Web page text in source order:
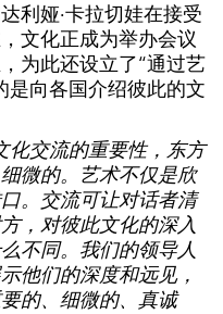
利娅·卡拉切娃在接受
文化正成为举办会议
为此还设立了“通过艺
是向各国介绍彼此的文
化交流的重要性，东方
微的。艺术不仅是欣
。交流可让对话者清
，对彼此文化的深入
不同。我们的领导人
他们的深度和远见，
的、细微的、真诚